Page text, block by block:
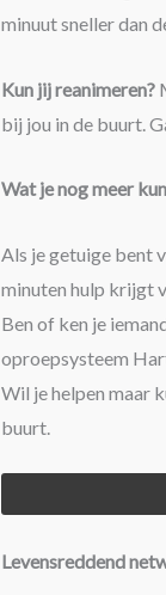
minuut sneller dan
Kun jij reanimeren?
bij jou in de buurt.
Wat je nog meer
Als je getuige bent
minuten hulp krijgt
Ben of ken je
oproepsysteem
Wil je helpen maar
buurt.
Levensreddend